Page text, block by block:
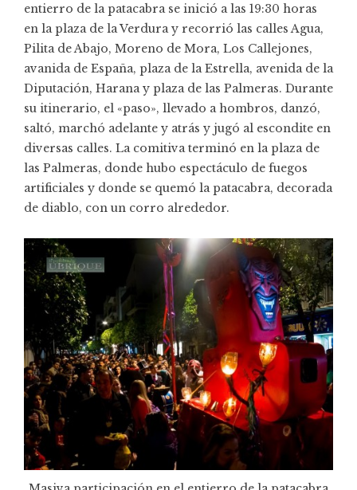
entierro de la patacabra se inició a las 19:30 horas
en la plaza de la Verdura y recorrió las calles Agua,
Pilita de Abajo, Moreno de Mora, Los Callejones,
avanida de España, plaza de la Estrella, avenida de la
Diputación, Harana y plaza de las Palmeras. Durante
su itinerario, el «paso», llevado a hombros, danzó,
saltó, marchó adelante y atrás y jugó al escondite en
diversas calles. La comitiva terminó en la plaza de
las Palmeras, donde hubo espectáculo de fuegos
artificiales y donde se quemó la patacabra, decorada
de diablo, con un corro alrededor.